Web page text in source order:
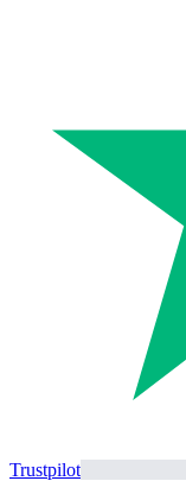
Trustpilot